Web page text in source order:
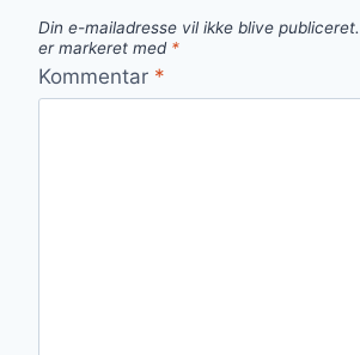
Din e-mailadresse vil ikke blive publiceret.
er markeret med *
Kommentar *